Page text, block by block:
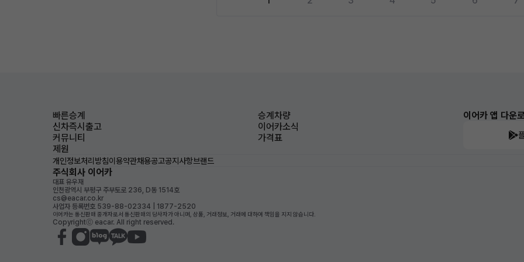
빠른승계
승계차량
신차즉시출고
이어카소식
커뮤니티
가격표
제원
이어카 앱 다운
개인정보처리방침이용약관채용공고공지사항브랜드
주식회사 이어카
대표 유우재
인천광역시 부평구 주부토로 236, D동 1514호
cs@eacar.co.kr
사업자 등록번호 539-88-02334 | 1877-2520
이어카는 통신판매 중개자로서 통신판매의 당사자가 아니며, 상품, 거래정보, 거래에 대하여 책임을 지지 않습니다.
Copyrightⓒ eacar. All right reserved.